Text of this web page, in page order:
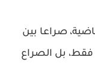
صراعا بين
فقط، بل الصراع